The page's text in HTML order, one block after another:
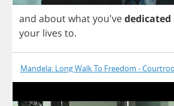
and aboutwhatyou'vededicated
your lives to.
Mandela: Long Walk To Freedom -